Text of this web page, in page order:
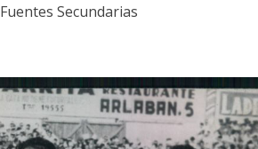
Fuentes Secundarias